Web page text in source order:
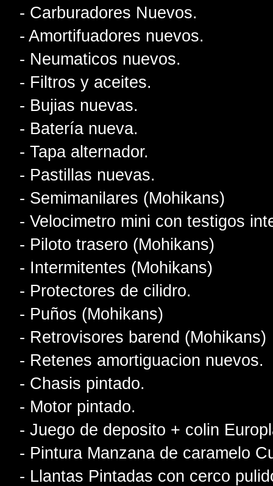
- Carburadores Nuevos.
- Amortifuadores nuevos.
- Neumaticos nuevos.
- Filtros y aceites.
- Bujias nuevas.
- Batería nueva.
- Tapa alternador.
- Pastillas nuevas.
- Semimanilares (Mohikans)
- Velocimetro mini con testigos
- Piloto trasero (Mohikans)
- Intermitentes (Mohikans)
- Protectores de cilidro.
- Puños (Mohikans)
- Retrovisores barend (Mohikans)
- Retenes amortiguacion nuevos.
- Chasis pintado.
- Motor pintado.
- Juego de deposito + colin
- Pintura Manzana de caramelo
- Llantas Pintadas con cerco